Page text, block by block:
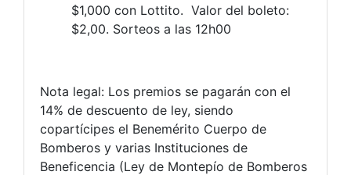
$1,000 con Lottito. Valor del boleto:
$2,00. Sorteos a las 12h00
Nota legal: Los premios se pagarán con el
14% de descuento de ley, siendo
copartícipes el Benemérito Cuerpo de
Bomberos y varias Instituciones de
Beneficencia (Ley de Montepío de Bomberos